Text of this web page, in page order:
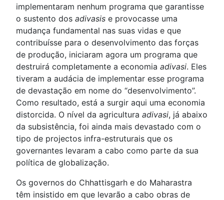
implementaram nenhum programa que garantisse
o sustento dos adivasis e provocasse uma
mudança fundamental nas suas vidas e que
contribuísse para o desenvolvimento das forças
de produção, iniciaram agora um programa que
destruirá completamente a economia adivasi. Eles
tiveram a audácia de implementar esse programa
de devastação em nome do “desenvolvimento”.
Como resultado, está a surgir aqui uma economia
distorcida. O nível da agricultura adivasi, já abaixo
da subsistência, foi ainda mais devastado com o
tipo de projectos infra-estruturais que os
governantes levaram a cabo como parte da sua
política de globalização.
Os governos do Chhattisgarh e do Maharastra
têm insistido em que levarão a cabo obras de